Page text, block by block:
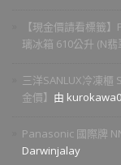
【現金價請看標籤
璃冰箱 610公升 (N
三洋SANLUX冷凍櫃
金價】 由
Panasonic 國際牌
Darwinjalay